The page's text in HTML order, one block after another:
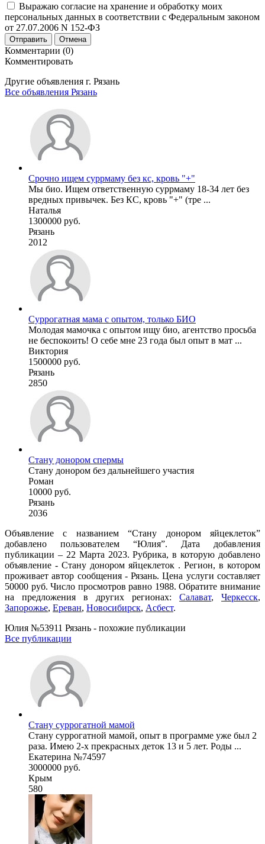
Выражаю согласие на хранение и обработку моих
персональных данных в соответствии с Федеральным законом
от 27.07.2006 N 152-ФЗ
Отправить Отмена
Комментарии (0)
Комментировать
Другие объявления г. Рязань
Все объявления Рязань
Срочно ищем суррмаму без кс, кровь "+"
Мы био. Ищем ответственную суррмаму 18-34 лет без
вредных привычек. Без КС, кровь "+" (тре ...
Наталья
1300000 руб.
Рязань
2012
Суррогатная мама с опытом, только БИО
Молодая мамочка с опытом ищу био, агентство просьба
не беспокоить! О себе мне 23 года был опыт в мат ...
Виктория
1500000 руб.
Рязань
2850
Стану донором спермы
Стану донором без дальнейшего участия
Роман
10000 руб.
Рязань
2036
Объявление с названием “Стану донором яйцеклеток”
добавлено пользователем “Юлия”. Дата добавления
публикации – 22 Марта 2023. Рубрика, в которую добавлено
объявление - Стану донором яйцеклеток . Регион, в котором
проживает автор сообщения - Рязань. Цена услуги составляет
50000 руб. Число просмотров равно 1988. Обратите внимание
на предложения в других регионах: Салават, Черкесск,
Запорожье, Ереван, Новосибирск, Асбест.
Юлия №53911 Рязань - похожие публикации
Все публикации
Стану суррогатной мамой
Стану суррогатной мамой, опыт в программе уже был 2
раза. Имею 2-х прекрасных деток 13 и 5 лет. Роды ...
Екатерина №74597
3000000 руб.
Крым
580